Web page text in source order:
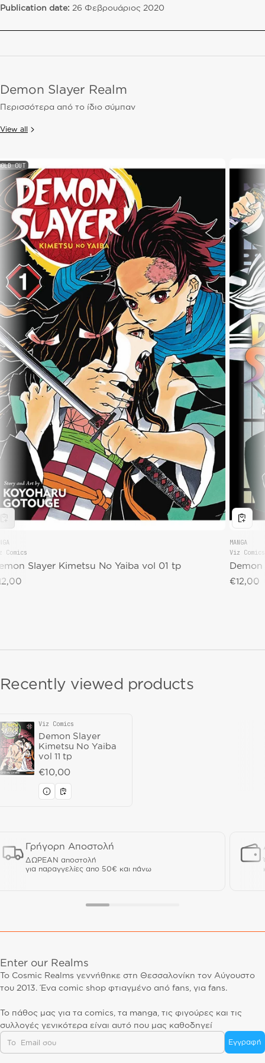
Publication date: 26 Φεβρουάριος 2020
Demon Slayer Realm
Περισσότερα από το ίδιο σύμπαν
View all
OUT
Comics
Slayer Kimetsu No Yaiba vol 01 tp
price
MANGA
Vendor:
Viz Comics
Demon
Regular
€12,00
Recently viewed products
Vendor:
Viz Comics
Demon Slayer
Kimetsu No Yaiba
vol 11 tp
Regular price
€10,00
Γρήγορη Αποστολή
ΔΩΡΕΑΝ αποστολή
για παραγγελίες απο 50€ και πάνω
Enter our Realms
Το Cosmic Realms γεννήθηκε στη Θεσσαλονίκη τον Αύγουστο
του 2013. Ένα comic shop φτιαγμένο από fans, για fans.
Το πάθος μας για τα comics, τα manga, τις φιγούρες και τις
συλλογές γενικότερα είναι αυτό που μας καθοδηγεί
Email
Εγγραφή